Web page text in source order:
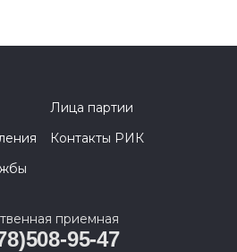
Лица партии
Контакты РИК
приемная
95-47